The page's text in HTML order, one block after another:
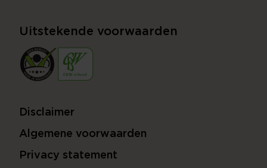
Uitstekende voorwaarden
Disclaimer
Algemene voorwaarden
Privacy statement